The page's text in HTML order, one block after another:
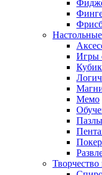
Игры
Мемо
Пазлы
Покер